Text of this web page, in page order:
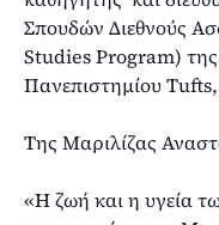
Σπουδών Διεθνούς
Studies Program)
Πανεπιστημίου
Της Μαριλίζας
«Η ζωή και η υγεία